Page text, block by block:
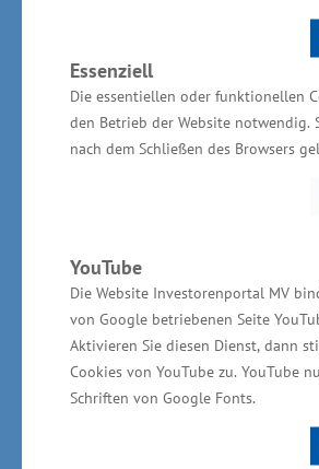
Essenziell
Die essentiellen oder funktionellen
den Betrieb der Website notwendig.
nach dem Schließen des Browsers
YouTube
Die Website Investorenportal MV
von Google betriebenen Seite
Aktivieren Sie diesen Dienst, dann
Cookies von YouTube zu. YouTube
Schriften von Google Fonts.
arbeitslos. „Der Arbeitsmarkt
dynamisch. Das allmähliche
Tourismus in diesem Jahr macht
Arbeitsmarkt bemerkbar.
Arbeitskräfte insbesondere auch
Gastgewerbe, im
Infrastruktur, Tourismus und
Meyer am Freitag. Im Vergleich
Vorjahresmonat April 2022 ist
Arbeitslosen um 6.500 (11,5